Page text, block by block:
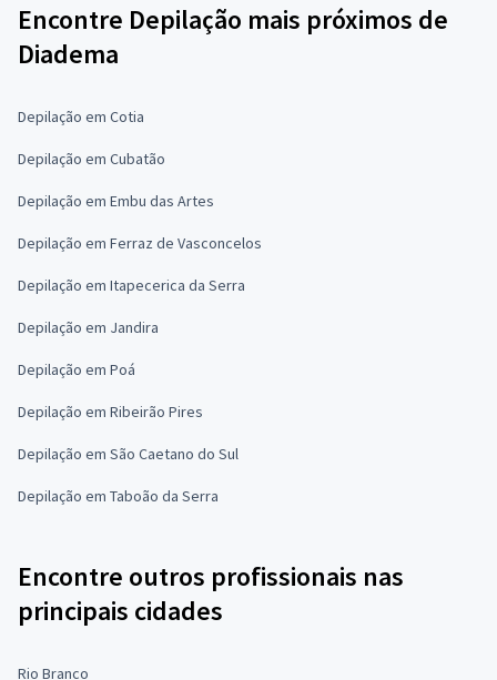
Encontre Depilação mais próximos de
Diadema
Depilação em Cotia
Depilação em Cubatão
Depilação em Embu das Artes
Depilação em Ferraz de Vasconcelos
Depilação em Itapecerica da Serra
Depilação em Jandira
Depilação em Poá
Depilação em Ribeirão Pires
Depilação em São Caetano do Sul
Depilação em Taboão da Serra
Encontre outros profissionais nas
principais cidades
Rio Branco